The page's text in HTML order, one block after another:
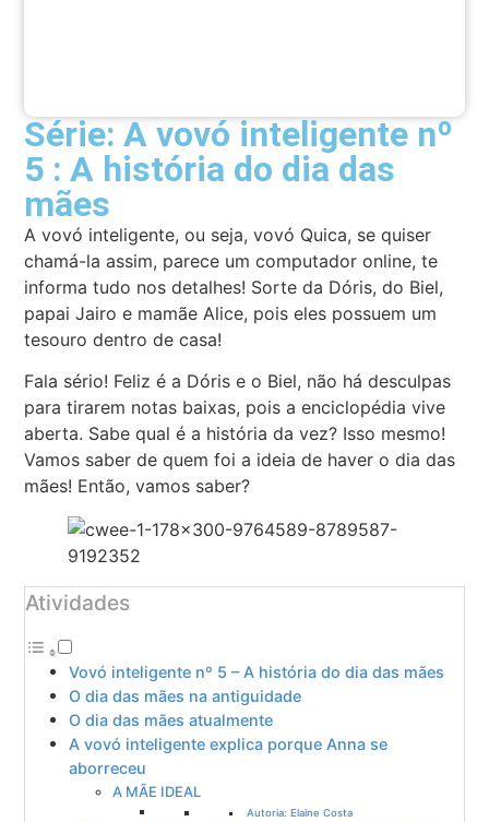
Série: A vovó inteligente nº
5 : A história do dia das
mães
A vovó inteligente, ou seja, vovó Quica, se quiser
chamá-la assim, parece um computador online, te
informa tudo nos detalhes! Sorte da Dóris, do Biel,
papai Jairo e mamãe Alice, pois eles possuem um
tesouro dentro de casa!
Fala sério! Feliz é a Dóris e o Biel, não há desculpas
para tirarem notas baixas, pois a enciclopédia vive
aberta. Sabe qual é a história da vez? Isso mesmo!
Vamos saber de quem foi a ideia de haver o dia das
mães! Então, vamos saber?
Atividades
Vovó inteligente nº 5 – A história do dia das mães
O dia das mães na antiguidade
O dia das mães atualmente
A vovó inteligente explica porque Anna se
aborreceu
A MÃE IDEAL
Autoria: Elaine Costa